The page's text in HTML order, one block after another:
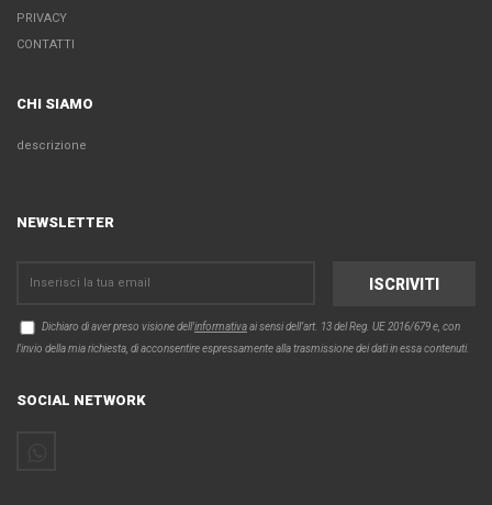
PRIVACY
CONTATTI
CHI SIAMO
descrizione
NEWSLETTER
Dichiaro di aver preso visione dell'informativaai sensi dell’art. 13 del Reg. UE 2016/679 e, con
l'invio della mia richiesta, di acconsentire espressamente alla trasmissione dei dati in essa contenuti.
SOCIAL NETWORK